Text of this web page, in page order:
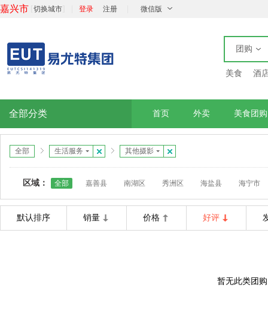
嘉兴市 切换城市 登录 注册 微信版
团购
美食 酒
全部分类 首页 外卖 美食团购
全部 生活服务 其他摄影
区域： 全部 嘉善县 南湖区 秀洲区 海盐县 海宁市
默认排序 销量 价格 好评
暂无此类团